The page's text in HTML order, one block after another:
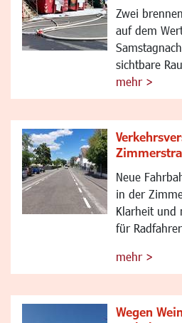
Zwei
auf dem
sichtbare
mehr >
Neue
in der
Klarheit und
für
mehr >
Wegen